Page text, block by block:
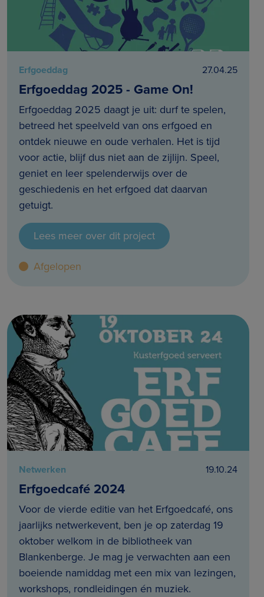
Erfgoeddag 27.04.25
Erfgoeddag 2025 - Game On!
Erfgoeddag 2025 daagt je uit: durf te spelen,
betreed het speelveld van ons erfgoed en
ontdek nieuwe en oude verhalen. Het is tijd
voor actie, blijf dus niet aan de zijlijn. Speel,
geniet en leer spelenderwijs over de
geschiedenis en het erfgoed dat daarvan
getuigt.
Lees meer over dit project
Afgelopen
Netwerken 19.10.24
Erfgoedcafé 2024
Voor de vierde editie van het Erfgoedcafé, ons
jaarlijks netwerkevent, ben je op zaterdag 19
oktober welkom in de bibliotheek van
Blankenberge. Je mag je verwachten aan een
boeiende namiddag met een mix van lezingen,
workshops, rondleidingen én muziek.